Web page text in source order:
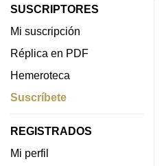
SUSCRIPTORES
Mi suscripción
Réplica en PDF
Hemeroteca
Suscríbete
REGISTRADOS
Mi perfil